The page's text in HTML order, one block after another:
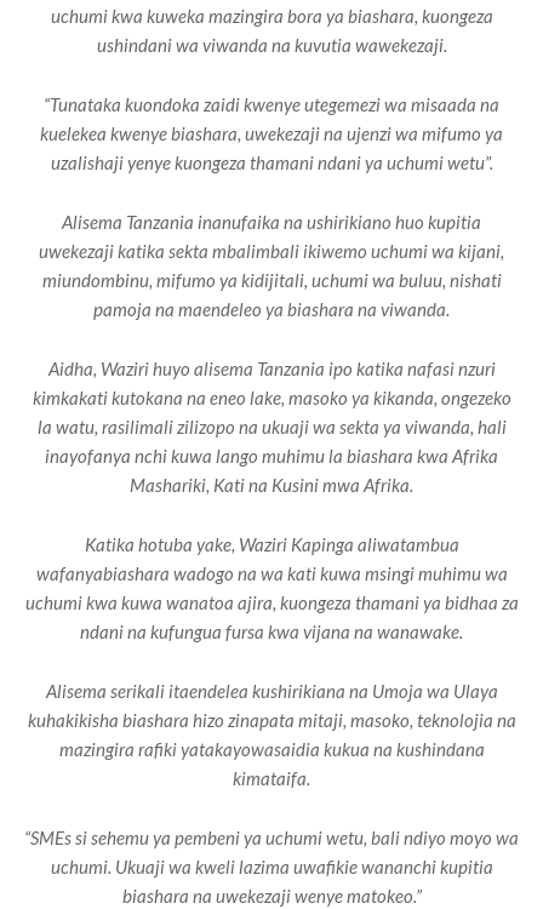
uchumi kwa kuweka mazingira bora ya biashara, kuongeza
ushindani wa viwanda na kuvutia wawekezaji.
“Tunataka kuondoka zaidi kwenye utegemezi wa misaada na
kuelekea kwenye biashara, uwekezaji na ujenzi wa mifumo ya
uzalishaji yenye kuongeza thamani ndani ya uchumi wetu”.
Alisema Tanzania inanufaika na ushirikiano huo kupitia
uwekezaji katika sekta mbalimbali ikiwemo uchumi wa kijani,
miundombinu, mifumo ya kidijitali, uchumi wa buluu, nishati
pamoja na maendeleo ya biashara na viwanda.
Aidha, Waziri huyo alisema Tanzania ipo katika nafasi nzuri
kimkakati kutokana na eneo lake, masoko ya kikanda, ongezeko
la watu, rasilimali zilizopo na ukuaji wa sekta ya viwanda, hali
inayofanya nchi kuwa lango muhimu la biashara kwa Afrika
Mashariki, Kati na Kusini mwa Afrika.
Katika hotuba yake, Waziri Kapinga aliwatambua
wafanyabiashara wadogo na wa kati kuwa msingi muhimu wa
uchumi kwa kuwa wanatoa ajira, kuongeza thamani ya bidhaa za
ndani na kufungua fursa kwa vijana na wanawake.
Alisema serikali itaendelea kushirikiana na Umoja wa Ulaya
kuhakikisha biashara hizo zinapata mitaji, masoko, teknolojia na
mazingira rafiki yatakayowasaidia kukua na kushindana
kimataifa.
“SMEs si sehemu ya pembeni ya uchumi wetu, bali ndiyo moyo wa
uchumi. Ukuaji wa kweli lazima uwafikie wananchi kupitia
biashara na uwekezaji wenye matokeo.”